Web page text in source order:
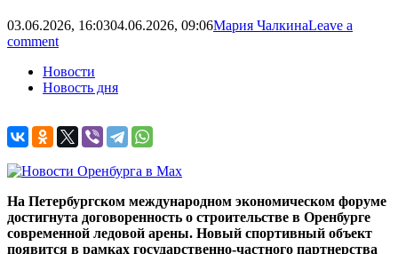
03.06.2026, 16:0304.06.2026, 09:06Мария ЧалкинаLeave a
comment
Новости
Новость дня
На Петербургском международном экономическом форуме
достигнута договоренность о строительстве в Оренбурге
современной ледовой арены. Новый спортивный объект
появится в рамках государственно-частного партнерства